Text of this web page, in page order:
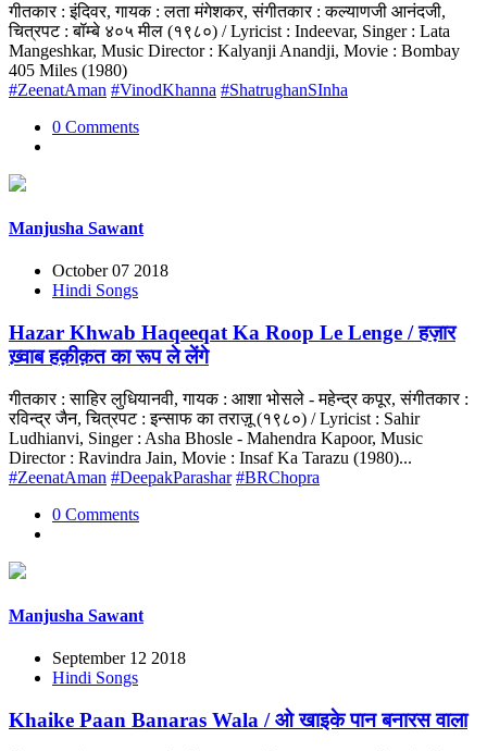
गीतकार : इंदिवर, गायक : लता मंगेशकर, संगीतकार : कल्याणजी आनंदजी,
चित्रपट : बॉम्बे ४०५ मील (१९८०) / Lyricist : Indeevar, Singer : Lata
Mangeshkar, Music Director : Kalyanji Anandji, Movie : Bombay
405 Miles (1980)
#ZeenatAman #VinodKhanna #ShatrughanSInha
0 Comments
Manjusha Sawant
October 07 2018
Hindi Songs
Hazar Khwab Haqeeqat Ka Roop Le Lenge / हज़ार
ख़्वाब हक़ीक़त का रूप ले लेंगे
गीतकार : साहिर लुधियानवी, गायक : आशा भोसले - महेन्द्र कपूर, संगीतकार :
रविन्द्र जैन, चित्रपट : इन्साफ का तराज़ू (१९८०) / Lyricist : Sahir
Ludhianvi, Singer : Asha Bhosle - Mahendra Kapoor, Music
Director : Ravindra Jain, Movie : Insaf Ka Tarazu (1980)...
#ZeenatAman #DeepakParashar #BRChopra
0 Comments
Manjusha Sawant
September 12 2018
Hindi Songs
Khaike Paan Banaras Wala / ओ खाइके पान बनारस वाला